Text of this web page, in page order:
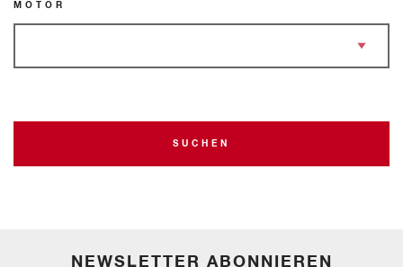
MOTOR
SUCHEN
NEWSLETTER ABONNIEREN